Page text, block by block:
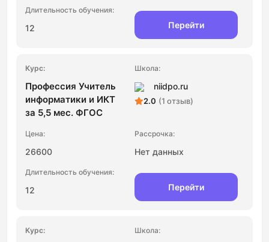
12 Перейти
Профессия Учитель
информатики и ИКТ
за 5,5 мес. ФГОС
niidpo.ru
2.0 (1 отзыв)
26600 Нет данных
12 Перейти